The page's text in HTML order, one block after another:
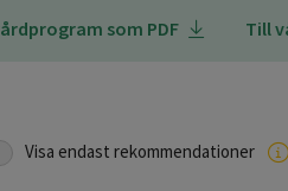
som PDF Till
Visa endast rekommendationer